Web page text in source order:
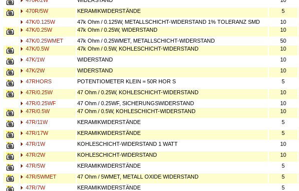
470R/5W
KERAMIKWIDERSTÄNDE 5
47K/0.125W
47k Ohm / 0.125W, METALLSCHICHT-WIDERSTAND 1% TOLERANZ SMD 10
47K/0.25W
47k Ohm / 0.25W, WIDERSTAND 10
47K/0.25WMET
47k Ohm / 0.25WMET, METALLSCHICHT-WIDERSTAND 50
47K/0.5W
47k Ohm / 0.5W, KOHLESCHICHT-WIDERSTAND 10
47K/1W
WIDERSTAND 10
47K/2W
WIDERSTAND 10
47RHORS
POTENTIOMETER KLEIN = 50R HOR S 5
47R/0.25W
47 Ohm / 0.25W, KOHLESCHICHT-WIDERSTAND 10
47R/0.25WF
47 Ohm / 0.25WF, SICHERUNGSWIDERSTAND 10
47R/0.5W
47 Ohm / 0.5W, KOHLESCHICHT-WIDERSTAND 10
47R/11W
KERAMIKWIDERSTÄNDE 5
47R/17W
KERAMIKWIDERSTÄNDE 5
47R/1W
KOHLESCHICHT-WIDERSTAND 1 WATT 10
47R/2W
KOHLESCHICHT-WIDERSTAND 10
47R/5W
KERAMIKWIDERSTÄNDE 5
47R/5WMET
47 Ohm / 5WMET, METALL OXIDE WIDERSTAND 5
47R/7W
KERAMIKWIDERSTÄNDE 5